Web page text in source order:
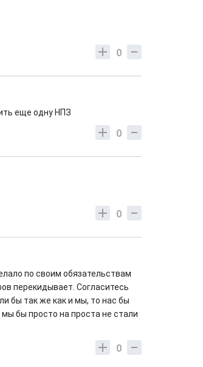
0
еще одну НПЗ
0
0
по своим обязательствам
перекидывает. Согласитесь
бы так же как и мы, то нас бы
бы просто на проста не стали
0